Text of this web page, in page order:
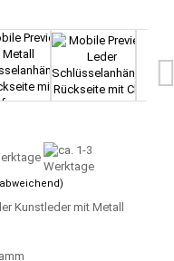
Kunstleder mit Metall